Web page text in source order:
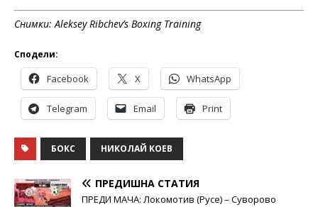
Снимки:Aleksey Ribchev’s Boxing Training
Сподели:
Facebook X WhatsApp
Telegram Email Print
БОКС НИКОЛАЙ КОЕВ
ПРЕДИШНА СТАТИЯ
ПРЕДИ МАЧА: Локомотив (Русе) – Суворово